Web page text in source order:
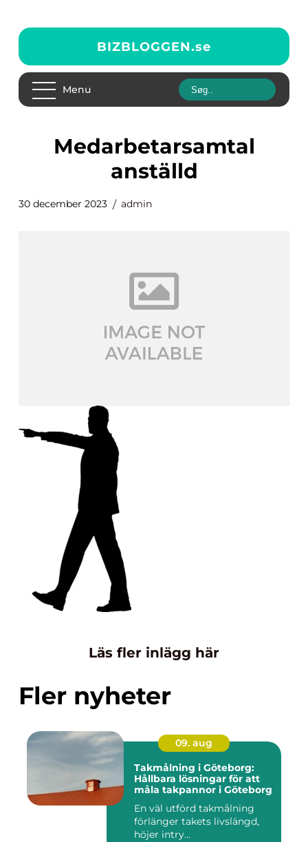
BIZBLOGGEN.se
Menu
medarbetarsamtal
anställd
30 december 2023 admin
Läs fler inlägg här
Fler nyheter
09. aug
Takmålning i Göteborg:
Hållbara lösningar för att
måla takpannor i Göteborg
En väl utförd takmålning
förlänger takets livslängd,
höjer intry...